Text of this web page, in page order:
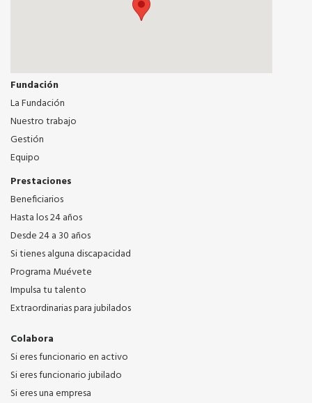
Fundación
La Fundación
Nuestro trabajo
Gestión
Equipo
Prestaciones
Beneficiarios
Hasta los 24 años
Desde 24 a 30 años
Si tienes alguna discapacidad
Programa Muévete
Impulsa tu talento
Extraordinarias para jubilados
Colabora
Si eres funcionario en activo
Si eres funcionario jubilado
Si eres una empresa